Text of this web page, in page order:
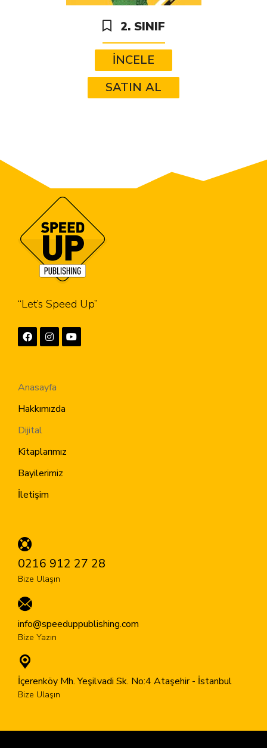
2. SINIF
İNCELE
SATIN AL
“Let’s Speed Up”
Anasayfa
Hakkımızda
Dijital
Kitaplarımız
Bayilerimiz
İletişim
0216 912 27 28
Bize Ulaşın
info@speeduppublishing.com
Bize Yazın
İçerenköy Mh. Yeşilvadi Sk. No:4 Ataşehir - İstanbul
Bize Ulaşın